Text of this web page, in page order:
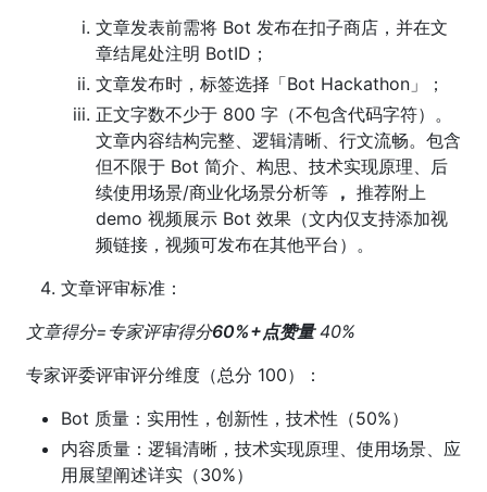
文章发表前需将 Bot 发布在扣子商店，并在文
章结尾处注明 BotID；
文章发布时，标签选择「Bot Hackathon」；
正文字数不少于 800 字（不包含代码字符）。
文章内容结构完整、逻辑清晰、行文流畅。包含
但不限于 Bot 简介、构思、技术实现原理、后
续使用场景/商业化场景分析等 ， 推荐附上
demo 视频展示 Bot 效果（文内仅支持添加视
频链接，视频可发布在其他平台）。
文章评审标准：
文章得分=专家评审得分60%+点赞量40%
专家评委评审评分维度（总分 100）：
Bot 质量：实用性，创新性，技术性（50%）
内容质量：逻辑清晰，技术实现原理、使用场景、应
用展望阐述详实（30%）